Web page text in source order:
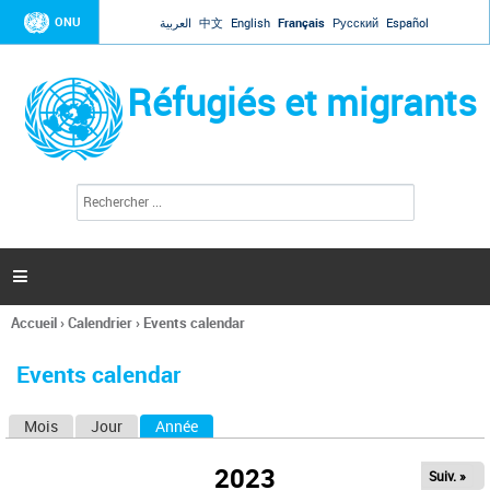
Jump to navigation
ONU العربية 中文 English Français Русский Español
Réfugiés et migrants
l
c
h
e

Vous
ici
Accueil›Calendrier› Events calendar
Events calendar
Mois Jour Année
2023 Suiv. »